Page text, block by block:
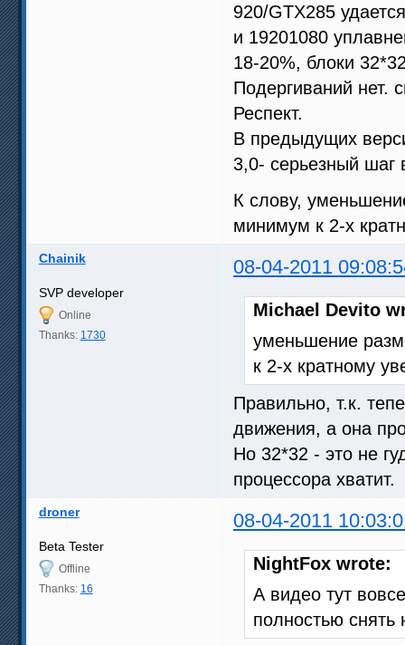
920/GTX285
и 19201080
18-20%, блоки
Подергиваний нет.
Респект.
В предыдущих
3,0- серьезный шаг
К слову,
минимум к 2-х
Chainik 08-04-2011
SVP developer
Online
Thanks: 1730
Michael Devito
уменьшение
к 2-х кратному
Правильно, т.к.
движения, а она
Но 32*32 - это не
процессора хватит.
droner 08-04-2011
Beta Tester
Offline
Thanks: 16
NightFox wrote:
А видео тут
полностью снять